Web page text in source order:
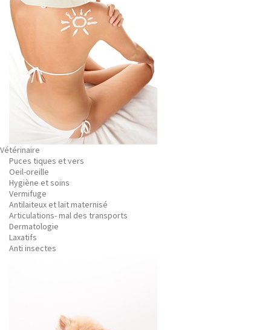
Vétérinaire
Puces tiques et vers
Oeil-oreille
Hygiène et soins
Vermifuge
Antilaiteux et lait maternisé
Articulations- mal des transports
Dermatologie
Laxatifs
Anti insectes